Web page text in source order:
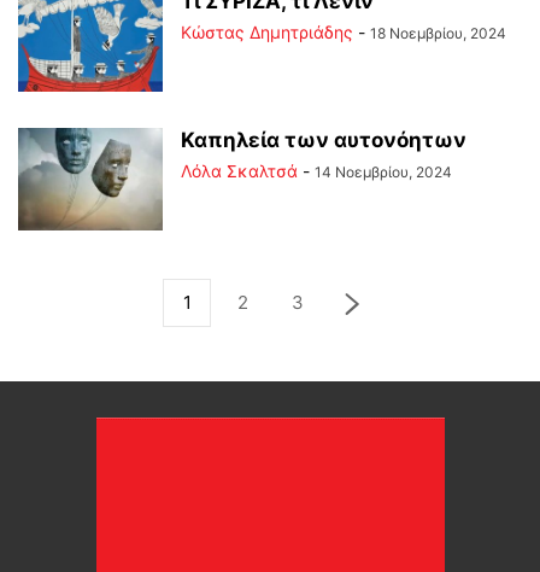
Kώστας Δημητριάδης - 18 Νοεμβρίου, 2024
Καπηλεία των αυτονόητων
Λόλα Σκαλτσά - 14 Νοεμβρίου, 2024
1 2 3